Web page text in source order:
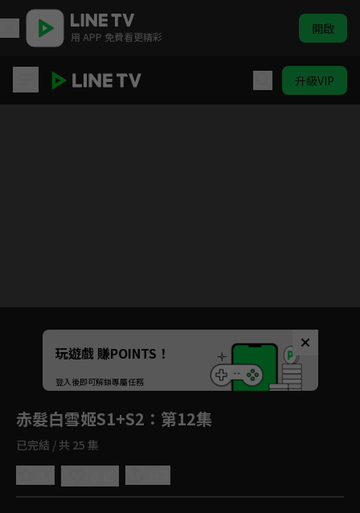
用 APP 免費看更精彩 開啟
升級VIP
Unmute
如有不便請見諒
玩遊戲 賺POINTS！
登入後即可解鎖專屬任務
赤髮白雪姬S1+S2 ：第12集
已完結 / 共 25 集